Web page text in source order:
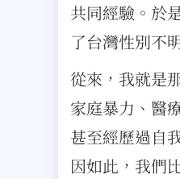
共同經驗。於
了台灣性別不
從來，我就是
家庭暴力、醫
甚至經歷過自
因如此，我們